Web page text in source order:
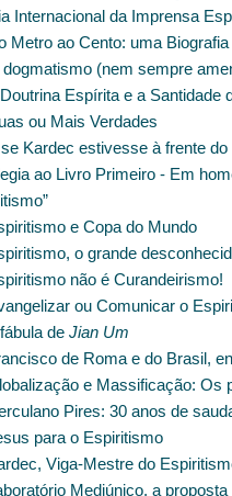
Internacional da Imprensa
ao Cento: uma
(nem sempre
Espírita e a Santidade
ou Mais Verdades
Kardec estivesse à frente do
ao Livro Primeiro - Em
e Copa do Mundo
o grande
não é Curandeirismo!
ou Comunicar o
de Jian Um
de Roma e do Brasil,
e Massificação: Os
Pires: 30 anos de
para o Espiritismo
Viga-Mestre do
Mediúnico, a proposta